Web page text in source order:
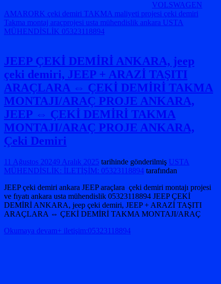
VOLSWAGEN
AMARORK çeki demiri TAKMA maliyeti projesi çeki demiri
Takma montaj araçprojesi usta mühendislik ankara USTA
MÜHENDİSLİK 05323118894
JEEP ÇEKİ DEMİRİ ANKARA, jeep
çeki demiri, JEEP + ARAZİ TAŞITI
ARAÇLARA ⇔ ÇEKİ DEMİRİ TAKMA
MONTAJI/ARAÇ PROJE ANKARA,
JEEP ⇔ ÇEKİ DEMİRİ TAKMA
MONTAJI/ARAÇ PROJE ANKARA,
Çeki Demiri
11 Ağustos 20249 Aralık 2025 tarihinde gönderilmiş USTA
MÜHENDİSLİK: İLETİŞİM: 05323118894 tarafından
JEEP çeki demiri ankara JEEP araçlara çeki demiri montajı projesi
ve fıyatı ankara usta mühendislik 05323118894 JEEP ÇEKİ
DEMİRİ ANKARA, jeep çeki demiri, JEEP + ARAZİ TAŞITI
ARAÇLARA ⇔ ÇEKİ DEMİRİ TAKMA MONTAJI/ARAÇ
Okumaya devam+ iletişim:05323118894